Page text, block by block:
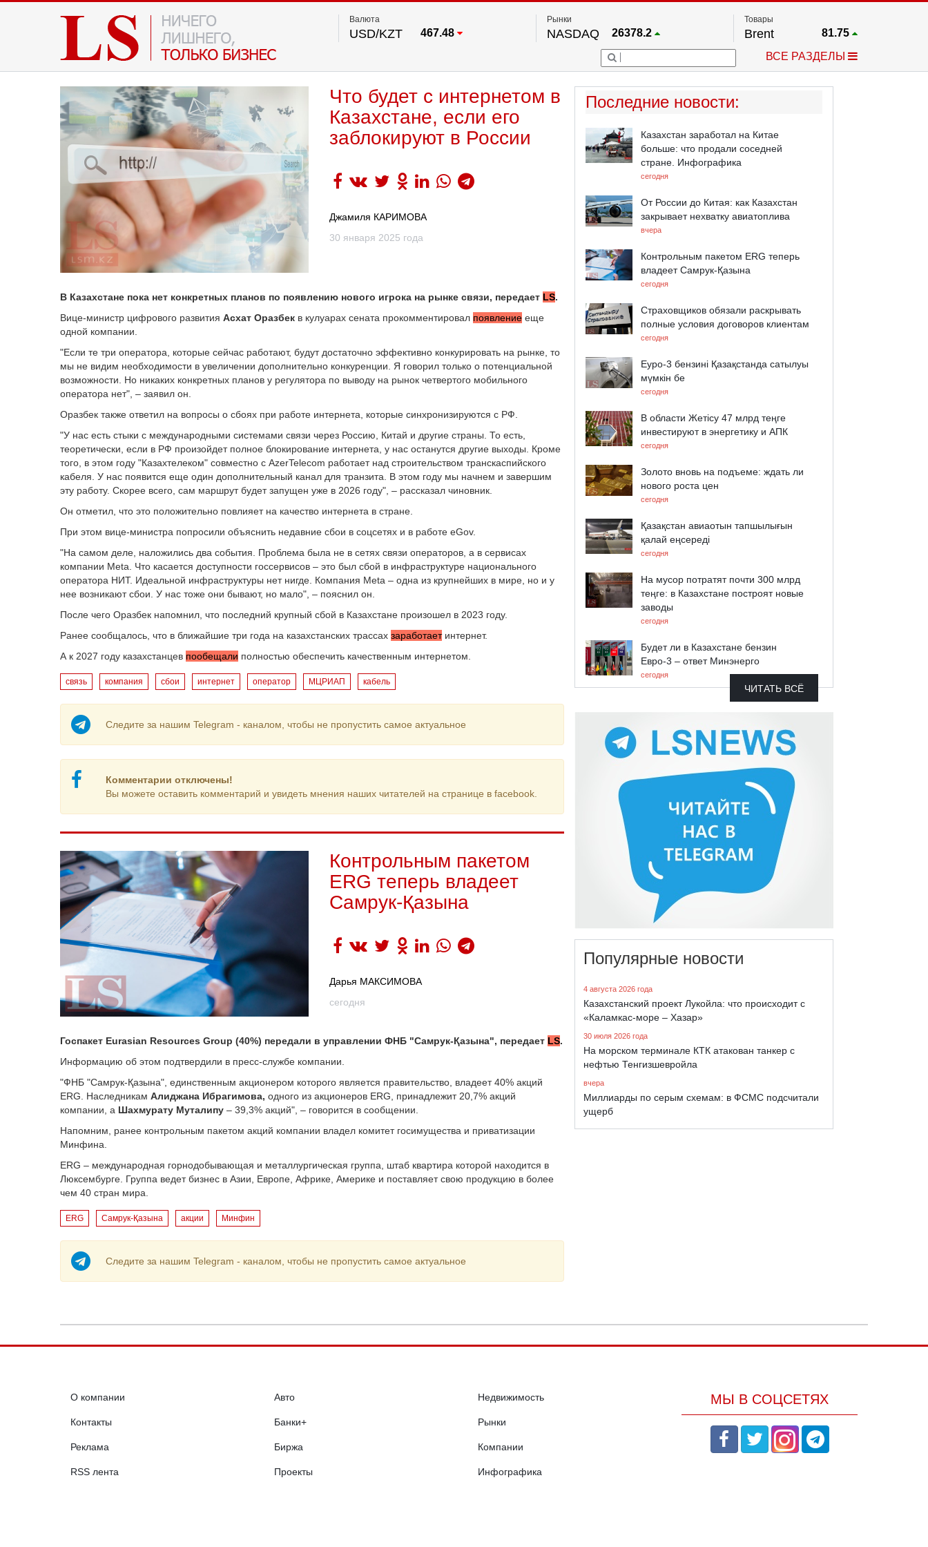
Валюта
USD/KZT 467.48
Рынки
NASDAQ 26378.2
FTSE 100 67.17
54033.1
S&P 500
24488.1
Товары
Brent 81.75
Платина
2.65
ВСЕ РАЗДЕЛЫ
Что будет с интернетом в
Казахстане, если его
заблокируют в России
Джамиля КАРИМОВА
30 января 2025 года
В Казахстане пока нет конкретных планов по появлению нового игрока на рынке связи, передает LS.
Вице-министр цифрового развития Асхат Оразбек в кулуарах сената прокомментировал появление еще
одной компании.
"Если те три оператора, которые сейчас работают, будут достаточно эффективно конкурировать на рынке, то
мы не видим необходимости в увеличении дополнительно конкуренции. Я говорил только о потенциальной
возможности. Но никаких конкретных планов у регулятора по выводу на рынок четвертого мобильного
оператора нет", – заявил он.
Оразбек также ответил на вопросы о сбоях при работе интернета, которые синхронизируются с РФ.
"У нас есть стыки с международными системами связи через Россию, Китай и другие страны. То есть,
теоретически, если в РФ произойдет полное блокирование интернета, у нас останутся другие выходы. Кроме
того, в этом году "Казахтелеком" совместно с AzerTelecom работает над строительством транскаспийского
кабеля. У нас появится еще один дополнительный канал для транзита. В этом году мы начнем и завершим
эту работу. Скорее всего, сам маршрут будет запущен уже в 2026 году", – рассказал чиновник.
Он отметил, что это положительно повлияет на качество интернета в стране.
При этом вице-министра попросили объяснить недавние сбои в соцсетях и в работе eGov.
"На самом деле, наложились два события. Проблема была не в сетях связи операторов, а в сервисах
компании Meta. Что касается доступности госсервисов – это был сбой в инфраструктуре национального
оператора НИТ. Идеальной инфраструктуры нет нигде. Компания Meta – одна из крупнейших в мире, но и у
нее возникают сбои. У нас тоже они бывают, но мало", – пояснил он.
После чего Оразбек напомнил, что последний крупный сбой в Казахстане произошел в 2023 году.
Ранее сообщалось, что в ближайшие три года на казахстанских трассах заработаетинтернет.
А к 2027 году казахстанцев пообещали полностью обеспечить качественным интернетом.
связь компания сбои интернет оператор МЦРИАП кабель
Следите за нашим Telegram - каналом, чтобы не пропустить самое актуальное
Комментарии отключены!
Вы можете оставить комментарий и увидеть мнения наших читателей на странице в facebook.
Контрольным пакетом
ERG теперь владеет
Самрук-Қазына
Дарья МАКСИМОВА
сегодня
Госпакет Eurasian Resources Group (40%) передали в управлении ФНБ "Самрук-Қазына", передает LS.
Информацию об этом подтвердили в пресс-службе компании.
"ФНБ "Самрук-Қазына", единственным акционером которого является правительство, владеет 40% акций
ERG. Наследникам Алиджана Ибрагимова, одного из акционеров ERG, принадлежит 20,7% акций
компании, а Шахмурату Муталипу – 39,3% акций", – говорится в сообщении.
Напомним, ранее контрольным пакетом акций компании владел комитет госимущества и приватизации
Минфина.
ERG – международная горнодобывающая и металлургическая группа, штаб квартира которой находится в
Люксембурге. Группа ведет бизнес в Азии, Европе, Африке, Америке и поставляет свою продукцию в более
чем 40 стран мира.
ERG Самрук-Қазына акции Минфин
Следите за нашим Telegram - каналом, чтобы не пропустить самое актуальное
Последние новости:
Казахстан заработал на Китае
больше: что продали соседней
стране. Инфографика
сегодня
От России до Китая: как Казахстан
закрывает нехватку авиатоплива
вчера
Контрольным пакетом ERG теперь
владеет Самрук-Қазына
сегодня
Страховщиков обязали раскрывать
полные условия договоров клиентам
сегодня
Еуро-3 бензині Қазақстанда сатылуы
мүмкін бе
сегодня
В области Жетісу 47 млрд теңге
инвестируют в энергетику и АПК
сегодня
Золото вновь на подъеме: ждать ли
нового роста цен
сегодня
Қазақстан авиаотын тапшылығын
қалай еңсереді
сегодня
На мусор потратят почти 300 млрд
теңге: в Казахстане построят новые
заводы
сегодня
Будет ли в Казахстане бензин
Евро-3 – ответ Минэнерго
сегодня
ЧИТАТЬ ВСЁ
Популярные новости
4 августа 2026 года
Казахстанский проект Лукойла: что происходит с
«Каламкас-море – Хазар»
30 июля 2026 года
На морском терминале КТК атакован танкер с
нефтью Тенгизшевройла
вчера
Миллиарды по серым схемам: в ФСМС подсчитали
ущерб
О компании
Контакты
Реклама
RSS лента
Авто
Банки+
Биржа
Проекты
Недвижимость
Рынки
Компании
Инфографика
МЫ В СОЦСЕТЯХ